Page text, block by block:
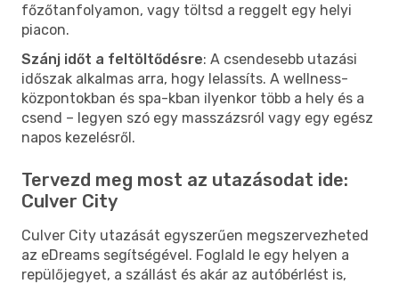
főzőtanfolyamon, vagy töltsd a reggelt egy helyi
piacon.
Szánj időt a feltöltődésre: A csendesebb utazási
időszak alkalmas arra, hogy lelassíts. A wellness-
központokban és spa-kban ilyenkor több a hely és a
csend – legyen szó egy masszázsról vagy egy egész
napos kezelésről.
Tervezd meg most az utazásodat ide:
Culver City
Culver City utazását egyszerűen megszervezheted
az eDreams segítségével. Foglald le egy helyen a
repülőjegyet, a szállást és akár az autóbérlést is,